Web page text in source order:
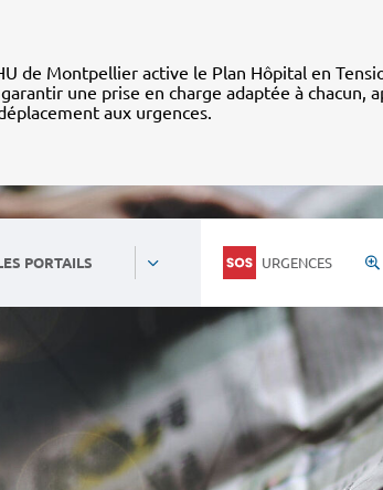
de Montpellier active le Plan Hôpital en
une prise en charge adaptée à chacun,
aux urgences.
PORTAILS URGENCES